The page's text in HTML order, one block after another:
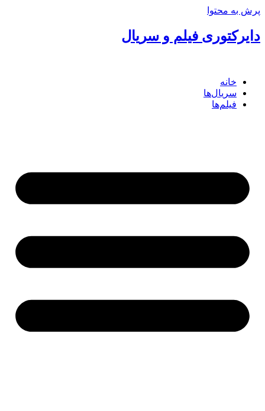
به محتوا
فیلم و سریال
خانه
سریال‌ها
فیلم‌ها